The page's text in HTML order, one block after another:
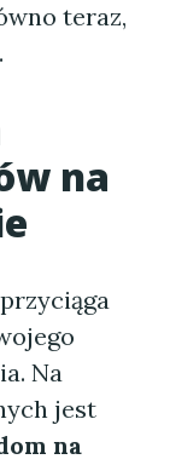
teraz,
na
Na
jest
na